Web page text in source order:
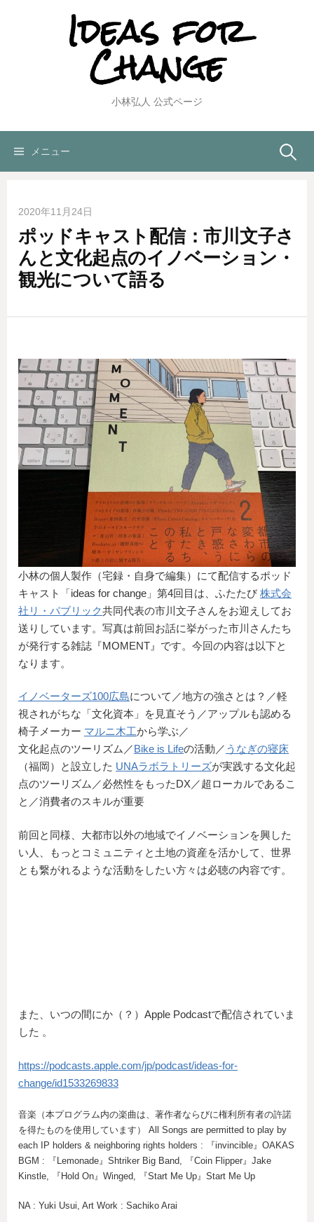
キ
Ideas for
Change
小林弘人 公式ページ
メニュー 検
2020年11月24日
ポッドキャスト配信：市川文子さ
んと文化起点のイノベーション・
観光について語る
小林の個人製作（宅録・自身で編集）にて配信するポッド
キャスト「ideas for change」第4回目は、ふたたび 株式会
社リ・パブリック共同代表の市川文子さんをお迎えしてお
送りしています。写真は前回お話に挙がった市川さんたち
が発行する雑誌『MOMENT』です。今回の内容は以下と
なります。
イノベーターズ100広島について／地方の強さとは？／軽
視されがちな「文化資本」を見直そう／アップルも認める
椅子メーカー マルニ木工から学ぶ／
文化起点のツーリズム／Bike is Lifeの活動／ うなぎの寝床
（福岡）と設立した UNAラボラトリーズが実践する文化起
点のツーリズム／必然性をもったDX／超ローカルであるこ
と／消費者のスキルが重要
前回と同様、大都市以外の地域でイノベーションを興した
い人、もっとコミュニティと土地の資産を活かして、世界
とも繋がれるような活動をしたい方々は必聴の内容です。
また、いつの間にか（？）Apple Podcastで配信されていま
した 。
https://podcasts.apple.com/jp/podcast/ideas-for-
change/id1533269833
音楽（本プログラム内の楽曲は、著作者ならびに権利所有者の許諾
を得たものを使用しています） All Songs are permitted to play by
each IP holders & neighboring rights holders : 『invincible』OAKAS
BGM : 『Lemonade』Shtriker Big Band, 『Coin Flipper』Jake
Kinstle, 『Hold On』Winged, 『Start Me Up』Start Me Up
NA : Yuki Usui, Art Work : Sachiko Arai